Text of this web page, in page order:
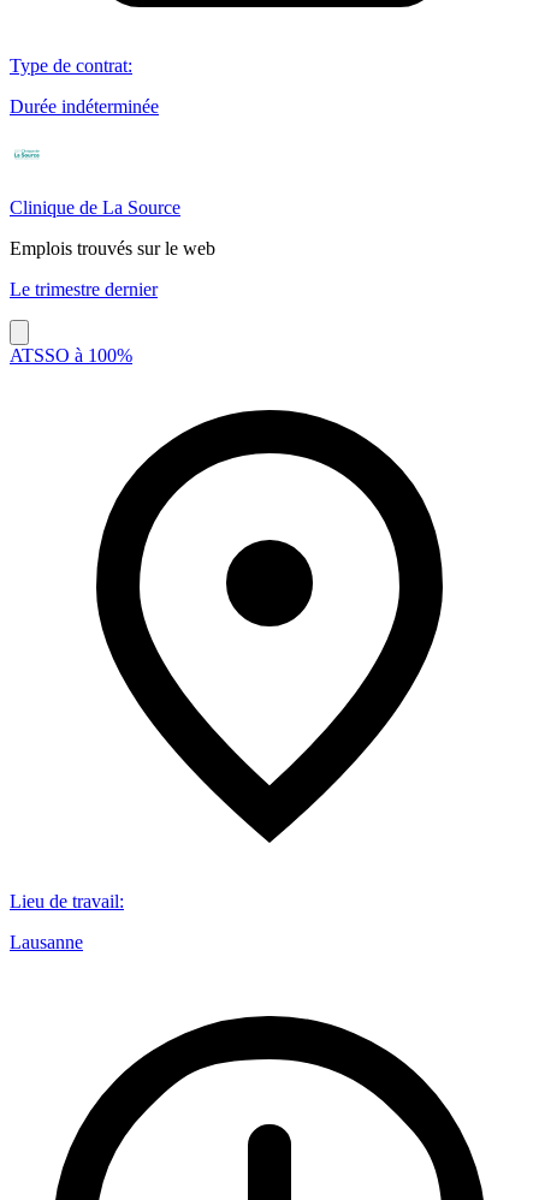
Type de contrat:
Durée indéterminée
Clinique de La Source
Emplois trouvés sur le web
Le trimestre dernier
ATSSO à 100%
Lieu de travail:
Lausanne